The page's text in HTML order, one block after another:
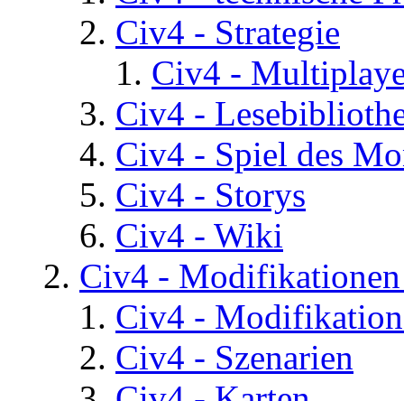
Civ4 - Strategie
Civ4 -
Civ4 -
Civ4 - Spiel des
Civ4 - Storys
Civ4 - Wiki
Civ4 -
Civ4 -
Civ4 - Szenarien